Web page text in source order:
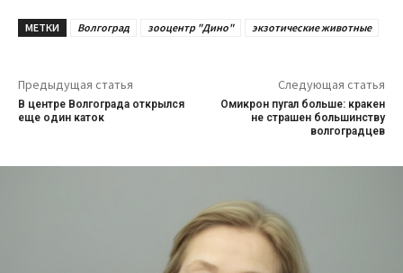
МЕТКИ Волгоград зооцентр "Дино" экзотические животные
Предыдущая статья
В центре Волгограда открылся
еще один каток
Следующая статья
Омикрон пугал больше: кракен
не страшен большинству
волгоградцев